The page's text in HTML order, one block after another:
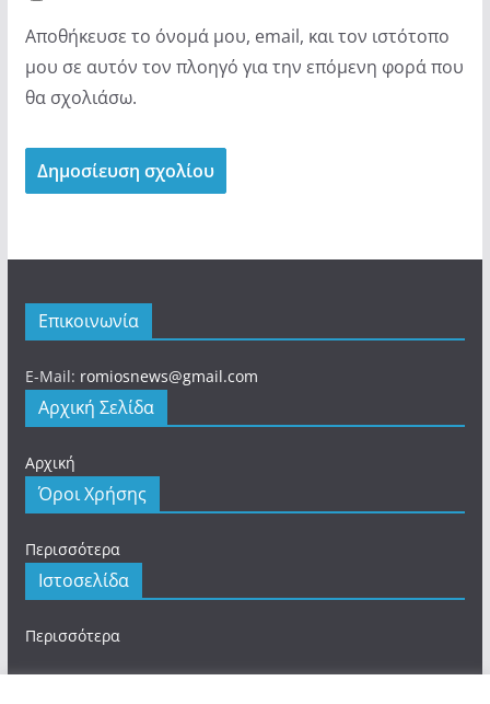
Αποθήκευσε το όνομά μου, email, και τον ιστότοπο
μου σε αυτόν τον πλοηγό για την επόμενη φορά που
θα σχολιάσω.
Επικοινωνία
E-Mail: romiosnews@gmail.com
Αρχική Σελίδα
Αρχική
Όροι Χρήσης
Περισσότερα
Ιστοσελίδα
Περισσότερα